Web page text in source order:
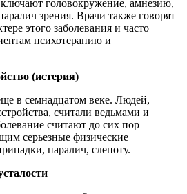
головокружение, амнезию,
зрения. Врачи также говорят
этого заболевания и часто
психотерапию и
(истерия)
в семнадцатом веке. Людей,
считали ведьмами и
считают до сих пор
серьезные физические
паралич, слепоту.